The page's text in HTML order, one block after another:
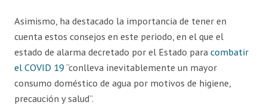
Asimismo, ha destacado la importancia de tener en
cuenta estos consejos en este periodo, en el que el
estado de alarma decretado por el Estado para combatir
el COVID 19“conlleva inevitablemente un mayor
consumo doméstico de agua por motivos de higiene,
precaución y salud”.